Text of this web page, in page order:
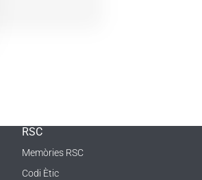
RSC
Memòries RSC
Codi Ètic